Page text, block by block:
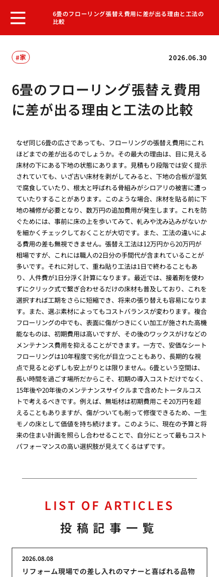
6畳のフローリング張替え費用に差が出る理由と工法の
比較
2026.06.30
家
6畳のフローリング張替え費用
に差が出る理由と工法の比較
なぜ同じ6畳の広さであっても、フローリングの張替え費用にこれ
ほどまでの差が出るのでしょうか。その最大の理由は、目に見える
床材の下にある下地の状態にあります。見積もり段階では安く提示
されていても、いざ古い床材を剥がしてみると、下地の合板が湿気
で腐食していたり、根太と呼ばれる骨組みがシロアリの被害に遭っ
ていたりすることがあります。このような場合、床材を貼る前に下
地の補修が必要となり、数万円の追加費用が発生します。これを防
ぐためには、事前に床の上を歩いてみて、軋みや沈み込みがないか
を細かくチェックしておくことが大切です。また、工法の違いによ
る費用の差も無視できません。張替え工法は12万円から20万円が
相場ですが、これには職人の2日分の手間代が含まれていることが
多いです。それに対して、重ね貼り工法は1日で終わることもあ
り、人件費が1日分浮く計算になります。最近では、接着剤を使わ
ずにクリック式で繋ぎ合わせるだけの床材も普及しており、これを
選択すれば工期をさらに短縮でき、将来の張り替えも容易になりま
す。また、選ぶ素材によってもコストバランスが変わります。複合
フローリングの中でも、表面に傷がつきにくい加工が施された高機
能なものは、初期費用は高いですが、その後のワックスがけなどの
メンテナンス費用を抑えることができます。一方で、安価なシート
フローリングは10年程度で劣化が目立つこともあり、長期的な視
点で見ると必ずしも安上がりとは限りません。6畳という空間は、
長い時間を過ごす場所だからこそ、初期の導入コストだけでなく、
15年後や20年後のメンテナンスサイクルまで含めたトータルコス
トで考えるべきです。例えば、無垢材は初期費用こそ20万円を超
えることもありますが、傷がついても削って修復できるため、一生
モノの床として価値を持ち続けます。このように、現在の予算と将
来の住まい計画を照らし合わせることで、自分にとって最もコスト
パフォーマンスの高い選択肢が見えてくるはずです。
LIST OF ARTICLES
投稿記事一覧
リフォーム現場での差し入れのマナーと喜ばれる品物
2026.08.08